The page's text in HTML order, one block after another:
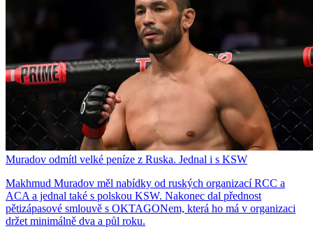
Muradov odmítl velké peníze z Ruska. Jednal i s KSW
Makhmud Muradov měl nabídky od ruských organizací RCC a
ACA a jednal také s polskou KSW. Nakonec dal přednost
pětizápasové smlouvě s OKTAGONem, která ho má v organizaci
držet minimálně dva a půl roku.